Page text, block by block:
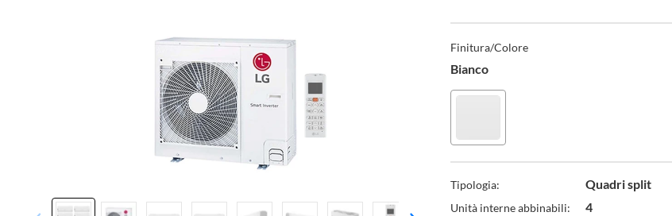
Specifiche
Tecniche
Finitura/Colore
Bianco
Tipologia: Quadri split
Unità interne abbinabili: 4